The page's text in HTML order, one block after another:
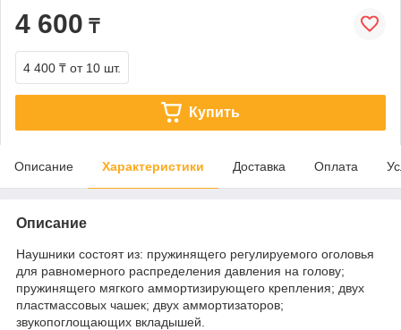
4 600 ₸
4 400 ₸ от 10 шт.
Купить
Описание Характеристики Доставка Оплата
Описание
Наушники состоят из: пружинящего регулируемого оголовья
для равномерного распределения давления на голову;
пружинящего мягкого аммортизирующего крепления; двух
пластмассовых чашек; двух аммортизаторов;
звукопоглощающих вкладышей.